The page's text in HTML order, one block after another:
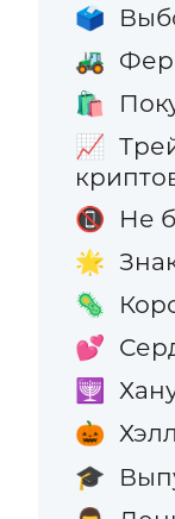
🗳️
🚜
🛍️
📈
📵 Не
🌟
🦠
💕
🕎
🎃
🎓